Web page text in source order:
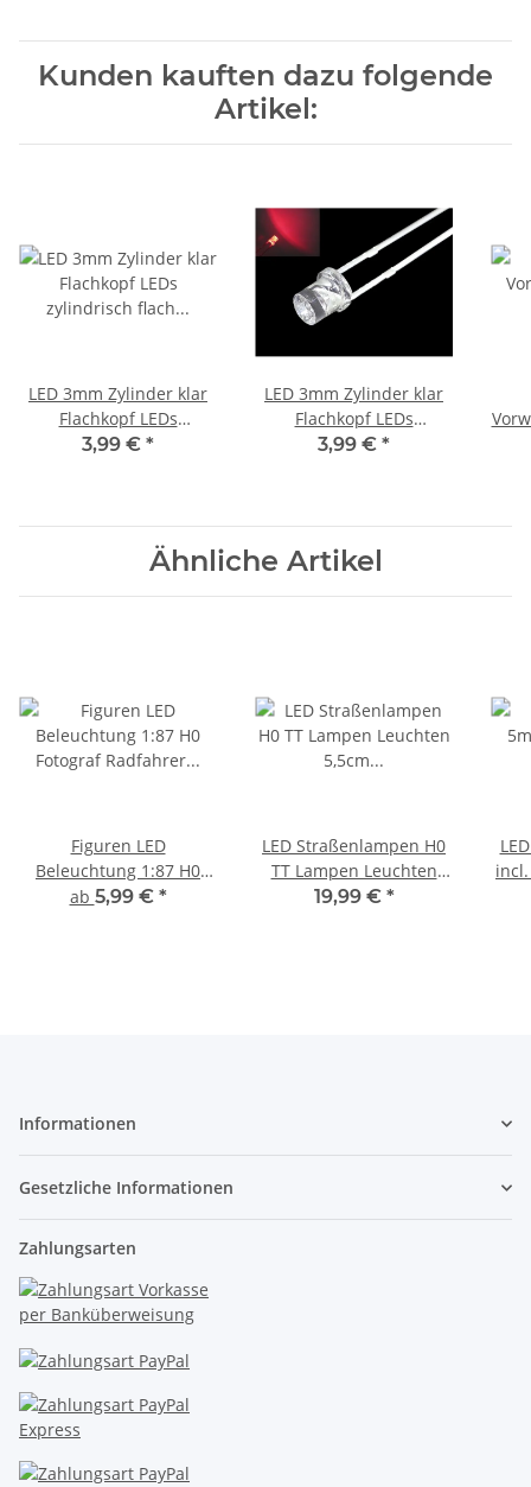
Kunden kauften dazu folgende
Artikel:
LED 3mm Zylinder klar
Flachkopf LEDs
zylindrisch flach Flat 10
3,99 € *
LED 3mm Zylinder klar
Flachkopf LEDs
zylindrisch flach Flat 10
3,99 € *
Ähnliche Artikel
Figuren LED
Beleuchtung 1:87 H0
Fotograf Radfahrer
ab 5,99 € *
LED Straßenlampen H0
TT Lampen Leuchten
5,5cm 12-19V
19,99 € *
Informationen
Gesetzliche Informationen
Zahlungsarten